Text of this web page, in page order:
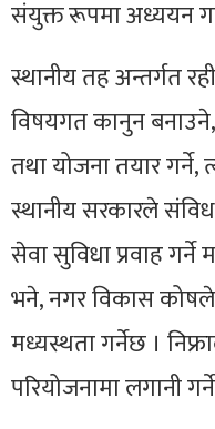
संयुक्त रूपमा अध्ययन
स्थानीय तह अन्तर्गत
विषयगत कानुन बनाउने,
तथा योजना तयार गर्ने,
स्थानीय सरकारले
सेवा सुविधा प्रवाह
भने, नगर विकास
मध्यस्थता गर्नेछ ।
परियोजनामा लगानी